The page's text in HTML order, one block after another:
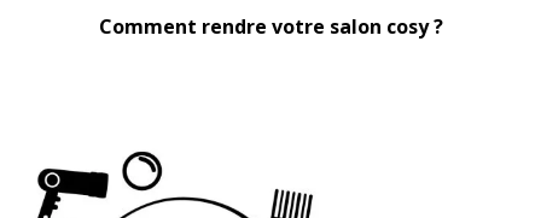
Comment rendre votre salon cosy ?